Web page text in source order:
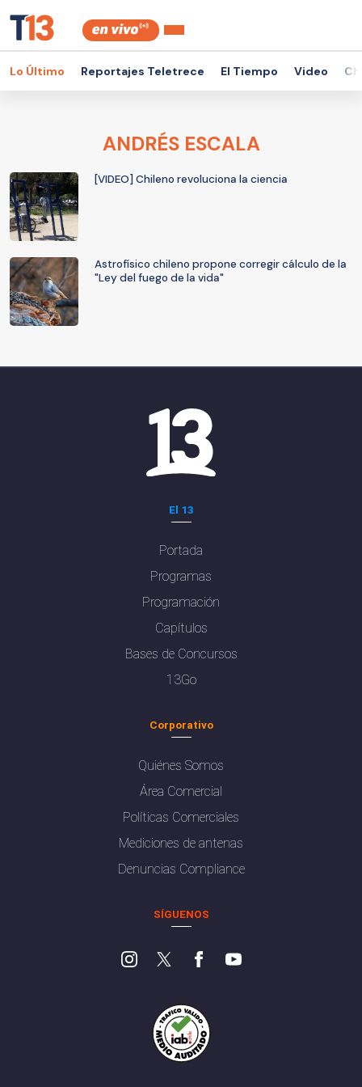
Lo Último Reportajes Teletrece El Tiempo Video
ANDRÉS ESCALA
[VIDEO] Chileno revoluciona la ciencia
Astrofísico chileno propone corregir cálculo de la
"Ley del fuego de la vida"
El 13
Portada
Programas
Programación
Capítulos
Bases de Concursos
13Go
Corporativo
Quiénes Somos
Área Comercial
Políticas Comerciales
Mediciones de antenas
Denuncias Compliance
SÍGUENOS